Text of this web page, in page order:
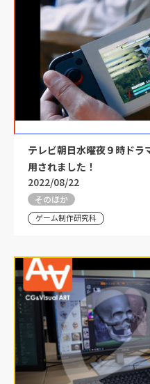
テレビ朝日水曜夜９時ドラ
用されました！
2022/08/22
そのほか
ゲーム制作研究科